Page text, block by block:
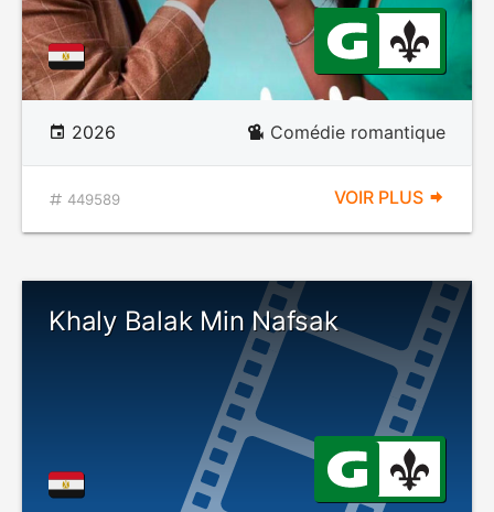
2026 Comédie romantique
449589 VOIR PLUS
Khaly Balak Min Nafsak